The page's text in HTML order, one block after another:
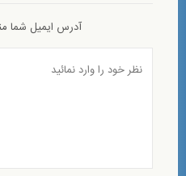
آدرس ایمیل شما